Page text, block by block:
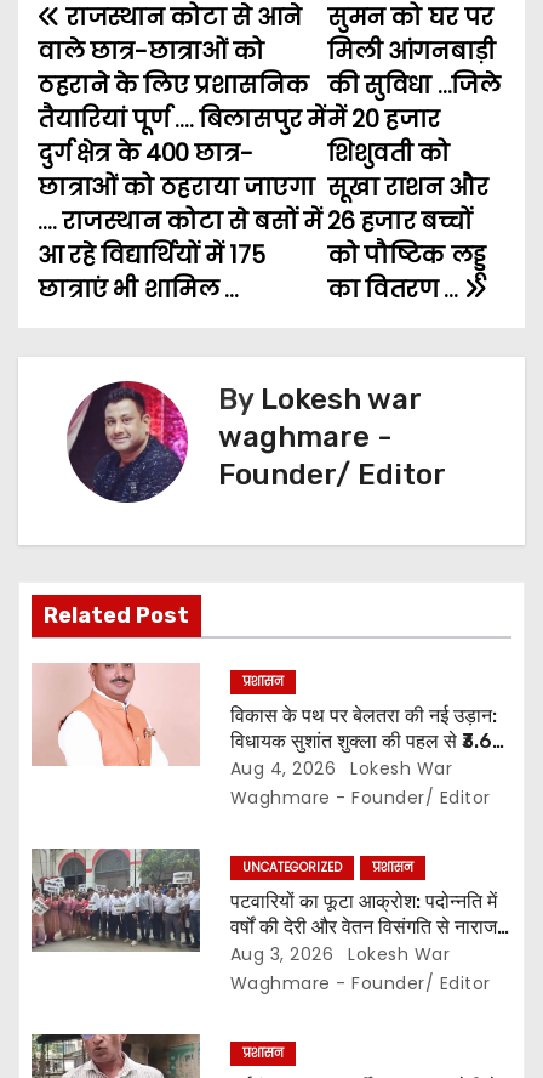
e
b
o
o
k
t
t
e
r
i
l
t
s
A
p
p
s
n
g
e
r
e
g
r
a
m
r
e
P
o
s
t
n
a
t
i
o
सुमन को घर पर
मिली आंगनबाड़ी
की सुविधा …जिले
में 20 हजार
शिशुवती को
सूखा राशन और
26 हजार बच्चों
को पौष्टिक लड्डू
का वितरण …
राजस्थान कोटा से आने
वाले छात्र-छात्राओं को
ठहराने के लिए प्रशासनिक
तैयारियां पूर्ण …. बिलासपुर में
दुर्ग क्षेत्र के 400 छात्र-
छात्राओं को ठहराया जाएगा
…. राजस्थान कोटा से बसों में
आ रहे विद्यार्थियों में 175
छात्राएं भी शामिल …
By Lokesh war
waghmare -
Founder/ Editor
Related Post
प्रशासन
विकास के पथ पर बेलतरा की नई उड़ान:
विधायक सुशांत शुक्ला की पहल से ₹3.61
करोड़ के विकास कार्यों की मिली सौगात…
10 गांवों में बनेंगे सामुदायिक भवन,, 11
Aug 4, 2026
Lokesh War
Waghmare - Founder/ Editor
UNCATEGORIZED प्रशासन
पटवारियों का फूटा आक्रोश: पदोन्नति में
वर्षों की देरी और वेतन विसंगति से नाराज,,
संघ ने कलेक्टर से की तत्काल कार्रवाई की
मांग…
Aug 3, 2026
Lokesh War
Waghmare - Founder/ Editor
प्रशासन